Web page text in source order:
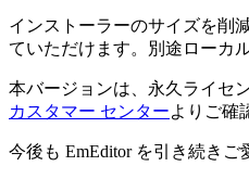
インストーラーのサイズを削
ていただけます。別途ローカ
本バージョンは、永久ライセ
カスタマー センターよりご確
今後も EmEditor を引き続き